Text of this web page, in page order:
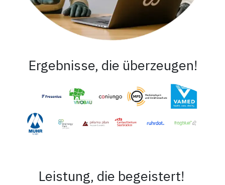
Ergebnisse, die überzeugen!
Leistung, die begeistert!